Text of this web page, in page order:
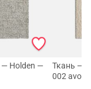
— Holden —
Ткань —
002 avorio